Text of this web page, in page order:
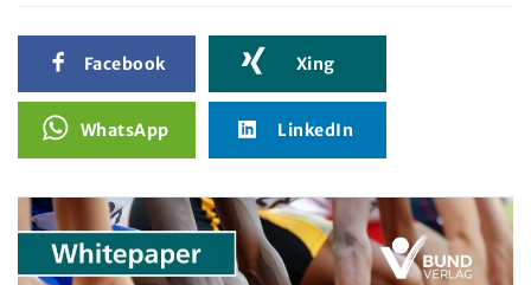
Facebook Xing
WhatsApp LinkedIn